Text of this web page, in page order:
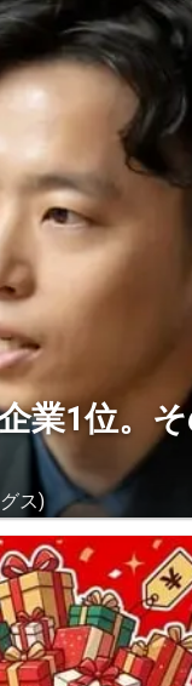
業1位。
ス)